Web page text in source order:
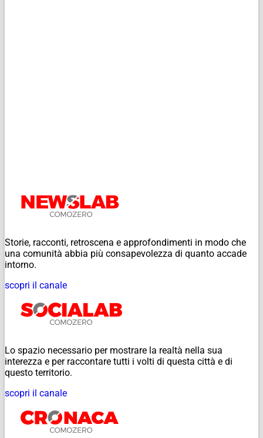
Storie, racconti, retroscena e approfondimenti in modo che
una comunità abbia più consapevolezza di quanto accade
intorno.
scopri il canale
Lo spazio necessario per mostrare la realtà nella sua
interezza e per raccontare tutti i volti di questa città e di
questo territorio.
scopri il canale